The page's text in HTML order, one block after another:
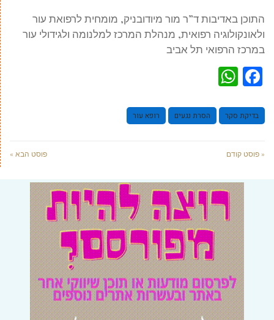
התוכן באדיבות ד”ר מור מיודובניק, מומחית לרפואת עור
ולאונקולוגיה רפואית, מנהלת המרכז למלנומה ולגידולי עור
במרכז הרפואי תל אביב
Facebook
בדיקת סקר הסרת נגעים רופא עור
« פוסט קודם פוסט הבא »